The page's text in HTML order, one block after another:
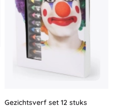
Gezichtsverf set 12 stuks